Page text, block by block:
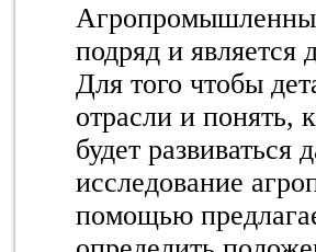
подряд и является
Для того чтобы
отрасли и понять,
будет
исследование
помощью